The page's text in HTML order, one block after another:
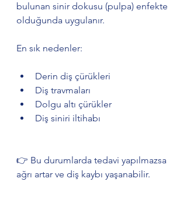
bulunan sinir dokusu (pulpa) enfekte
olduğunda uygulanır.
En sık nedenler:
Derin diş çürükleri
Diş travmaları
Dolgu altı çürükler
Diş siniri iltihabı
👉 Bu durumlarda tedavi yapılmazsa
ağrı artar ve diş kaybı yaşanabilir.